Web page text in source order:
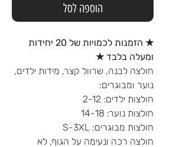
הוספה לסל
★ הזמנות לכמויות של 20 יחידות
ומעלה בלבד ★
חולצה לבנה, שרוול קצר, מידות ילדים,
נוער ומבוגרים:
חולצות ילדים: 2-12
חולצות נוער: 14-18
חולצות מבוגרים: S-3XL
חולצה רכה ונעימה על הגוף, לא